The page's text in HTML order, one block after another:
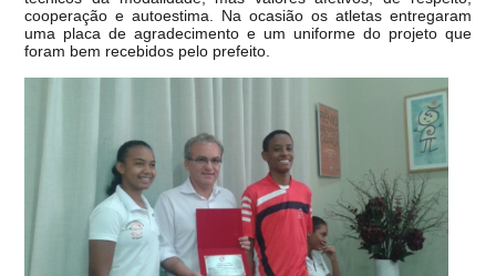
cooperação e autoestima. Na ocasião os atletas entregaram
uma placa de agradecimento e um uniforme do projeto que
foram bem recebidos pelo prefeito.